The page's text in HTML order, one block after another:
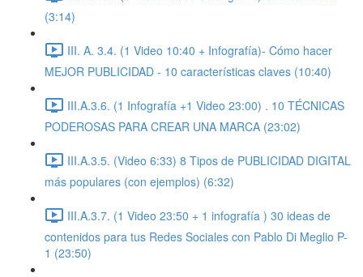
(3:14)
III. A. 3.4. (1 Video 10:40 + Infografía)- Cómo hacer
MEJOR PUBLICIDAD - 10 características claves (10:40)
III.A.3.6. (1 Infografía +1 Video 23:00) . 10 TÉCNICAS
PODEROSAS PARA CREAR UNA MARCA (23:02)
III.A.3.5. (Video 6:33) 8 Tipos de PUBLICIDAD DIGITAL
más populares (con ejemplos) (6:32)
III.A.3.7. (1 Video 23:50 + 1 infografía ) 30 ideas de
contenidos para tus Redes Sociales con Pablo Di Meglio P-
1 (23:50)